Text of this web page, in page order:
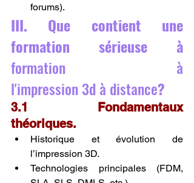
forums).
III. Que contient une
formation à
l'impression 3d à distance?
3.1 Fondamentaux
théoriques.
Historique et évolution de
l’impression 3D.
Technologies principales (FDM,